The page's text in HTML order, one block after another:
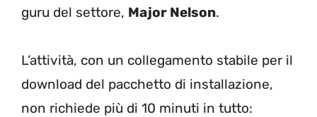
guru del settore, Major Nelson.
L’attività, con un collegamento stabile per il
download del pacchetto di installazione,
non richiede più di 10 minuti in tutto: